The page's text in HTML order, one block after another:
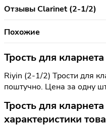
Отзывы Clarinet (2-1/2)
Похожие
Трость для
Riyin (2-1/2) Трости для
поштучно. Цена за одну
Трость для
характеристики